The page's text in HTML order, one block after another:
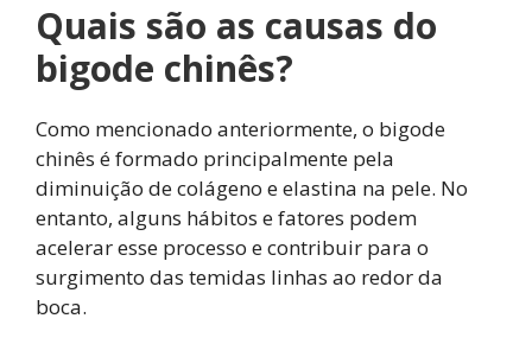
Quais são as causas do
bigode chinês?
Como mencionado anteriormente, o bigode
chinês é formado principalmente pela
diminuição de colágeno e elastina na pele. No
entanto, alguns hábitos e fatores podem
acelerar esse processo e contribuir para o
surgimento das temidas linhas ao redor da
boca.